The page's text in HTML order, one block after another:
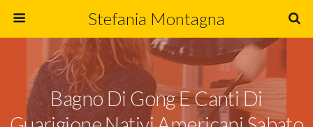
Stefania Montagna
Bagno Di Gong E Canti Di